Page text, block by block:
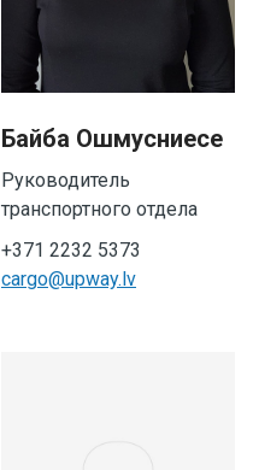
Байба Ошмусниесе
Руководитель
транспортного отдела
+371 2232 5373
cargo@upway.lv